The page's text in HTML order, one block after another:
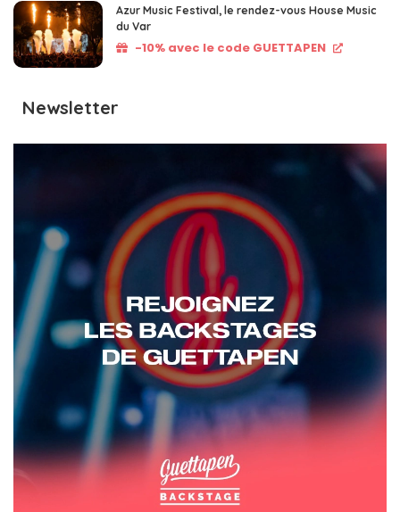
Azur Music Festival, le rendez-vous House Music
du Var
-10% avec le code GUETTAPEN
Newsletter